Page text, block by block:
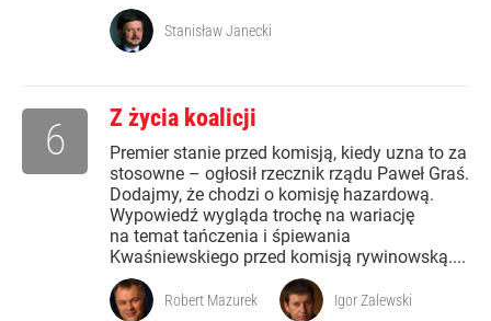
Stanisław Janecki
Z życia koalicji
Premier stanie przed komisją, kiedy uzna to za
stosowne – ogłosił rzecznik rządu Paweł Graś.
Dodajmy, że chodzi o komisję hazardową.
Wypowiedź wygląda trochę na wariację
na temat tańczenia i śpiewania
Kwaśniewskiego przed komisją rywinowską....
6
Robert Mazurek Igor Zalewski